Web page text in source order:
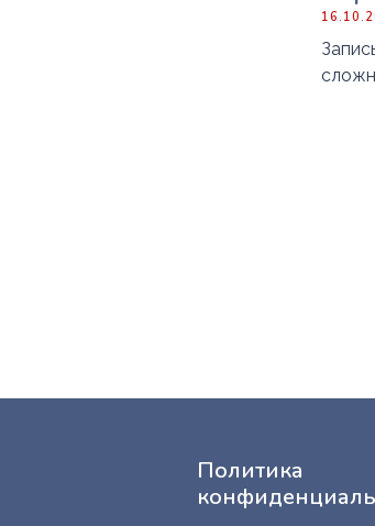
Политика